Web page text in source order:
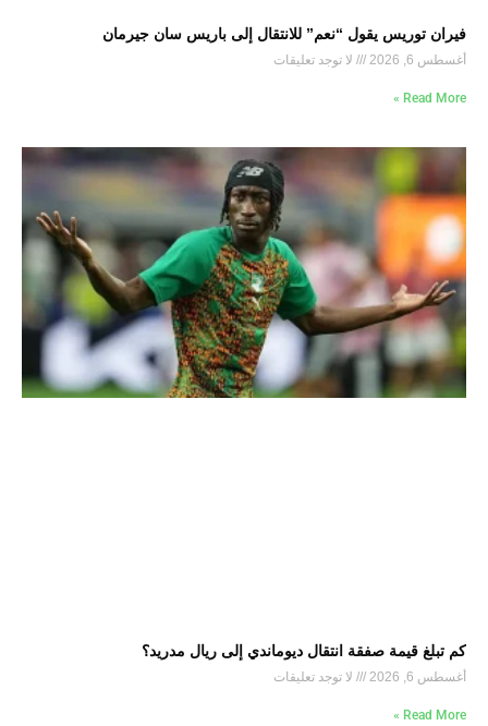
فيران توريس يقول “نعم” للانتقال إلى باريس سان جيرمان
أغسطس 6, 2026 لا توجد تعليقات
Read More »
كم تبلغ قيمة صفقة انتقال ديوماندي إلى ريال مدريد؟
أغسطس 6, 2026 لا توجد تعليقات
Read More »